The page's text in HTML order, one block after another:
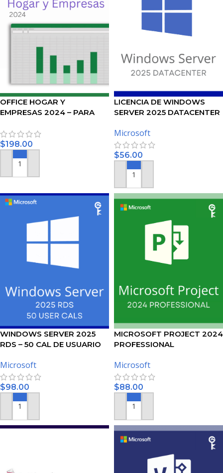
OFFICE HOGAR Y
EMPRESAS 2024 – PARA
$198.00
AÑADIR AL CARRITO
LICENCIA DE WINDOWS
SERVER 2025 DATACENTER
Microsoft
$56.00
AÑADIR AL CARRITO
WINDOWS SERVER 2025
RDS – 50 CAL DE USUARIO
Microsoft
$98.00
AÑADIR AL CARRITO
MICROSOFT PROJECT 2024
PROFESSIONAL
Microsoft
$88.00
AÑADIR AL CARRITO